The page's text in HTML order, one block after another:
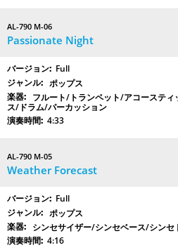
AL-790 M-06
Passionate Night
Full
ポップス
フルート/トランペット/アコーステ
ス/ドラム/パーカッション
4:33
AL-790 M-05
Weather Forecast
Full
ポップス
シンセサイザー/シンセベース/シンセ
4:16